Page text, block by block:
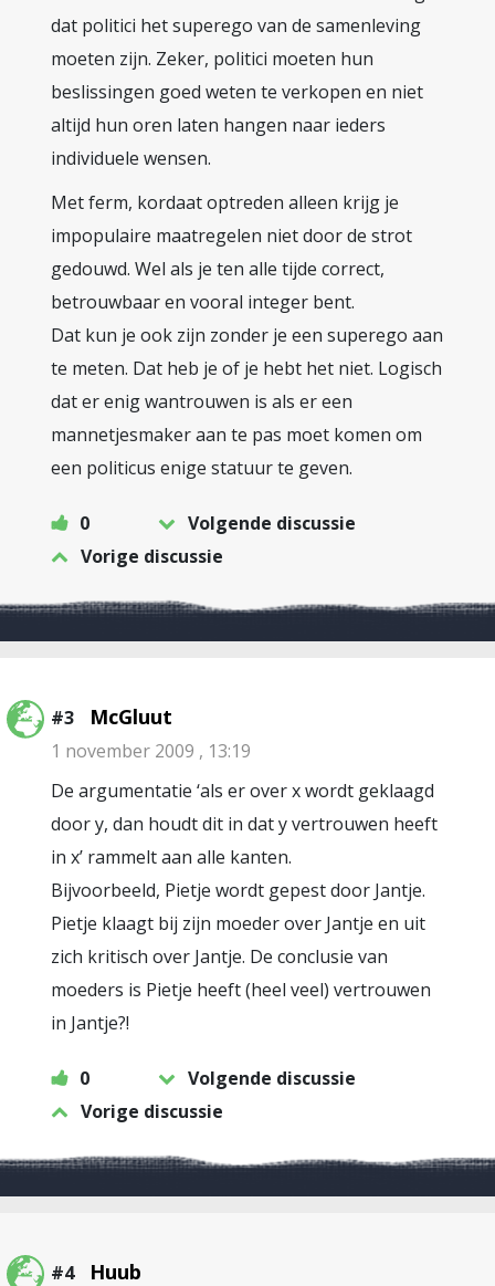
dat politici het superego van de samenleving
moeten zijn. Zeker, politici moeten hun
beslissingen goed weten te verkopen en niet
altijd hun oren laten hangen naar ieders
individuele wensen.
Met ferm, kordaat optreden alleen krijg je
impopulaire maatregelen niet door de strot
gedouwd. Wel als je ten alle tijde correct,
betrouwbaar en vooral integer bent.
Dat kun je ook zijn zonder je een superego aan
te meten. Dat heb je of je hebt het niet. Logisch
dat er enig wantrouwen is als er een
mannetjesmaker aan te pas moet komen om
een politicus enige statuur te geven.
0
Volgende discussie
Vorige discussie
#3 McGluut
1 november 2009 , 13:19
De argumentatie ‘als er over x wordt geklaagd
door y, dan houdt dit in dat y vertrouwen heeft
in x’ rammelt aan alle kanten.
Bijvoorbeeld, Pietje wordt gepest door Jantje.
Pietje klaagt bij zijn moeder over Jantje en uit
zich kritisch over Jantje. De conclusie van
moeders is Pietje heeft (heel veel) vertrouwen
in Jantje?!
0
Volgende discussie
Vorige discussie
#4 Huub